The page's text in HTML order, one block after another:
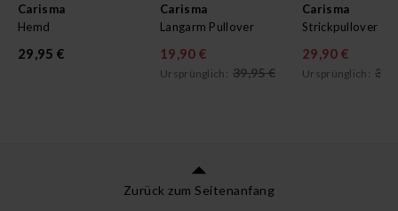
Carisma
Hemd
29,95 €
Carisma
Langarm Pullover
19,90 €
Ursprünglich: 39,95 €
Carisma
Strickpullover
29,90 €
Ursprünglich:
Zurück zum Seitenanfang